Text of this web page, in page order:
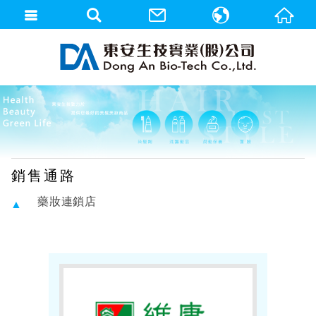
銷售通路
藥妝連鎖店
繁體中文
English